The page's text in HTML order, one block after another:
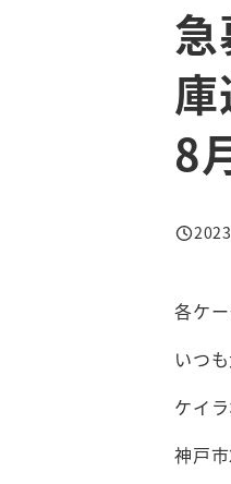
8
投稿日
各ケ
いつ
ケイ
神戸